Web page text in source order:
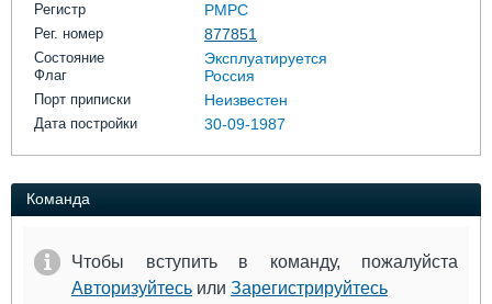
Регистр РМРС
Рег. номер 877851
Состояние Эксплуатируется
Флаг Россия
Порт приписки Неизвестен
Дата постройки 30-09-1987
Команда
Чтобы вступить в команду, пожалуйста
Авторизуйтесь или Зарегистрируйтесь